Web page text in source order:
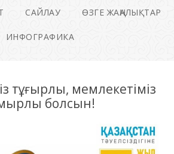
САЙЛАУ ӨЗГЕ ЖАҢАЛЫҚТАР
ИНФОГРАФИКА
тұғырлы, мемлекетіміз
болсын!